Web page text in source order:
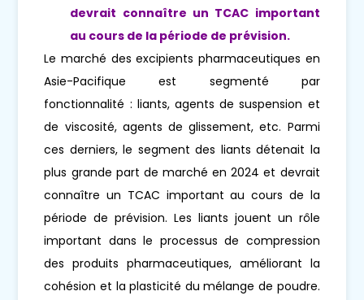
devrait connaître un TCAC important
au cours de la période de prévision.
Le marché des excipients pharmaceutiques en
Asie-Pacifique est segmenté par
fonctionnalité : liants, agents de suspension et
de viscosité, agents de glissement, etc. Parmi
ces derniers, le segment des liants détenait la
plus grande part de marché en 2024 et devrait
connaître un TCAC important au cours de la
période de prévision. Les liants jouent un rôle
important dans le processus de compression
des produits pharmaceutiques, améliorant la
cohésion et la plasticité du mélange de poudre.